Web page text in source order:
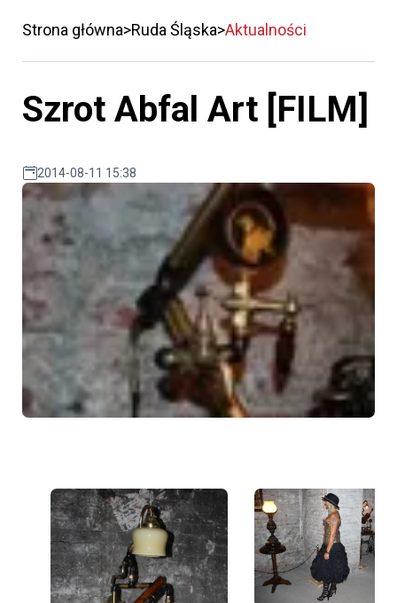
Strona główna Ruda Śląska Aktualności
Szrot Abfal Art [FILM]
2014-08-11 15:38